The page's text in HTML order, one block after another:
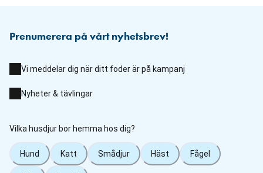
Prenumerera på vårt nyhetsbrev!
Vi meddelar dig när ditt foder är på kampanj
Nyheter & tävlingar
Vilka husdjur bor hemma hos dig?
Hund Katt Smådjur Häst Fågel